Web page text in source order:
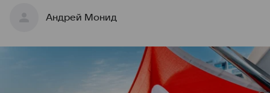
Андрей Монид